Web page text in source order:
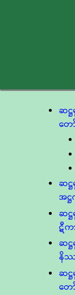
ဆဋ္
တေ
ဆဋ္
အဋ္
ဆဋ္
ဋီက
ဆဋ္
နိ
ဆဋ္
တေ